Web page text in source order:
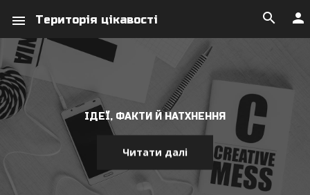
menu Територія цікавості person
search
ІДЕЇ, ФАКТИ Й НАТХНЕННЯ
Читати далі